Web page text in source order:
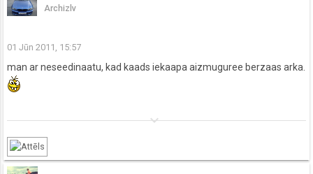
Archizlv
01 Jūn 2011, 15:57
man ar neseedinaatu, kad kaads iekaapa aizmuguree berzaas arka.
keyboard_arrow_down